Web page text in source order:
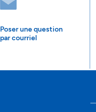
Poser une question
par courriel